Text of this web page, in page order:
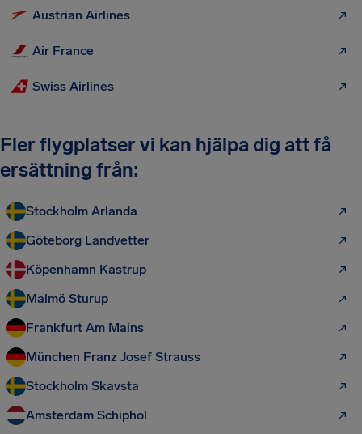
Austrian Airlines
Air France
Swiss Airlines
Fler flygplatser vi kan hjälpa dig att få
ersättning från:
Stockholm Arlanda
Göteborg Landvetter
Köpenhamn Kastrup
Malmö Sturup
Frankfurt Am Mains
München Franz Josef Strauss
Stockholm Skavsta
Amsterdam Schiphol